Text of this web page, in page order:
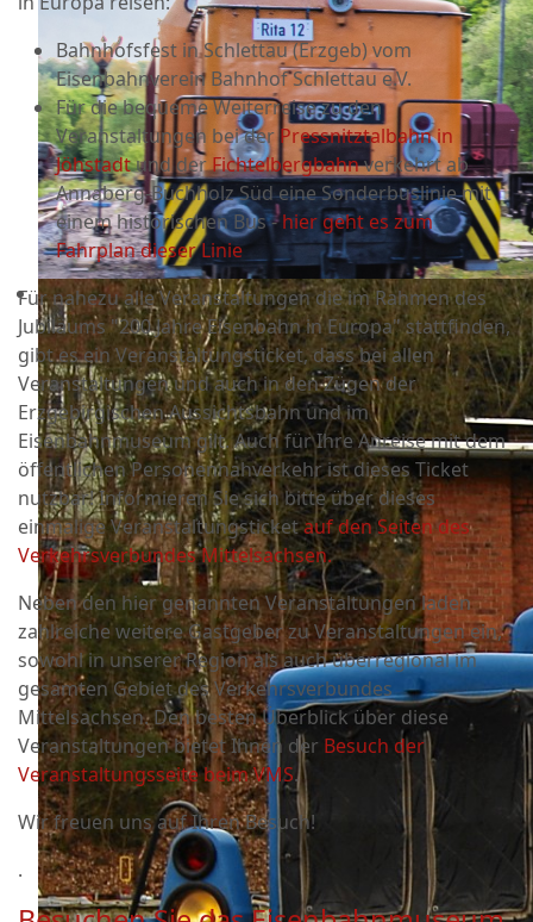
Bahnhofsfest in Schlettau (Erzgeb) vom
Eisenbahnverein Bahnhof Schlettau e.V.
Für die bequeme Weiterreise zu den
Veranstaltungen bei der Pressnitztalbahn in
Jöhstadtund derFichtelbergbahnverkehrt ab
Annaberg-Buchholz Süd eine Sonderbuslinie mit
einem historischen Bus -hier geht es zum
Fahrplan dieser Linie
Für nahezu alle Veranstaltungen die im Rahmen des
Jubiläums "200 Jahre Eisenbahn in Europa" stattfinden,
gibt es ein Veranstaltungsticket, dass bei allen
Veranstaltungen und auch in den Zügen der
Erzgebirgischen Aussichtsbahn und im
Eisenbahnmuseum gilt. Auch für Ihre Anreise mit dem
öffentlichen Personennahverkehr ist dieses Ticket
nutzbar! Informieren Sie sich bitte über dieses
einmalige Veranstaltungsticketauf den Seiten des
Verkehrsverbundes Mittelsachsen.
Neben den hier genannten Veranstaltungen laden
zahlreiche weitere Gastgeber zu Veranstaltungen ein,
sowohl in unserer Region als auch überregional im
gesamten Gebiet des Verkehrsverbundes
Mittelsachsen. Den besten Überblick über diese
Veranstaltungen bietet Ihnen der Besuch der
Veranstaltungsseite beim VMS.
Wir freuen uns auf Ihren Besuch!
.